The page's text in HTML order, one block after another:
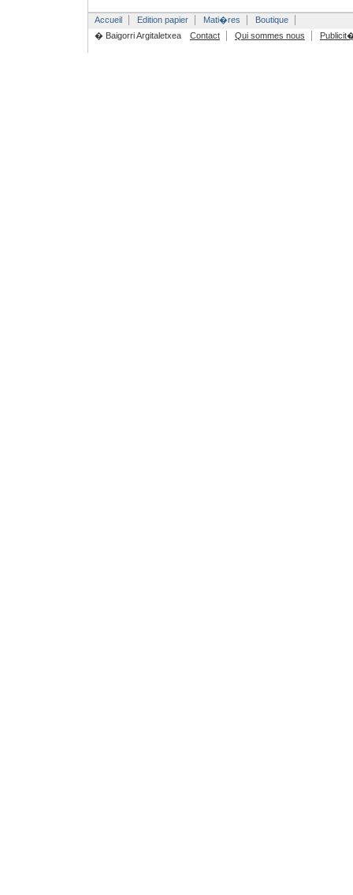
Accueil Edition papier Mati�res
Boutique
� Baigorri Argitaletxea
Contact Qui sommes nous